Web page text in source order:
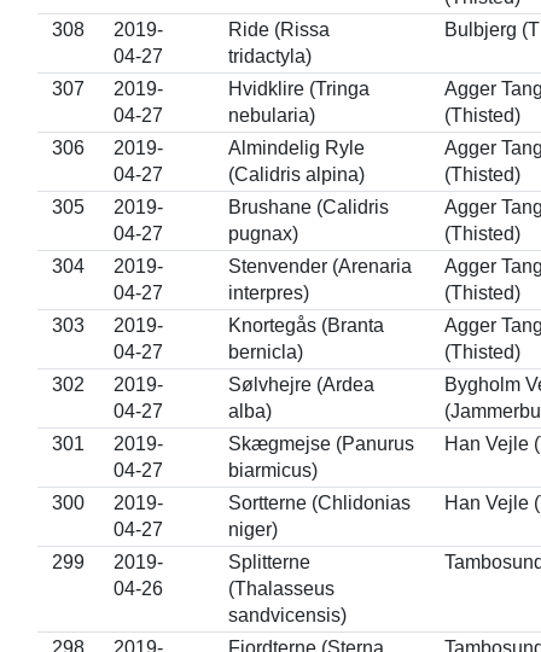
308
2019-
04-27
Ride (Rissa
tridactyla)
Bulbjerg
307
2019-
04-27
Hvidklire (Tringa
nebularia)
Agger
(Thisted)
306
2019-
04-27
Almindelig Ryle
(Calidris alpina)
Agger
(Thisted)
305
2019-
04-27
Brushane (Calidris
pugnax)
Agger
(Thisted)
304
2019-
04-27
Stenvender (Arenaria
interpres)
Agger
(Thisted)
303
2019-
04-27
Knortegås (Branta
bernicla)
Agger
(Thisted)
302
2019-
04-27
Sølvhejre (Ardea
alba)
Bygholm
301
2019-
04-27
Skægmejse (Panurus
biarmicus)
Han Vejle
300
2019-
04-27
Sortterne (Chlidonias
niger)
Han Vejle
299
2019-
04-26
Splitterne
(Thalasseus
sandvicensis)
298 2019- Fjordterne (Sterna